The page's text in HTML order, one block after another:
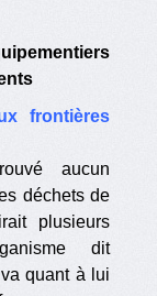
frontières
aucun
déchets de
plusieurs
dit
quant à lui